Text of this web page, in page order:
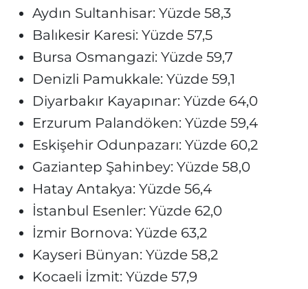
Aydın Sultanhisar: Yüzde 58,3
Balıkesir Karesi: Yüzde 57,5
Bursa Osmangazi: Yüzde 59,7
Denizli Pamukkale: Yüzde 59,1
Diyarbakır Kayapınar: Yüzde 64,0
Erzurum Palandöken: Yüzde 59,4
Eskişehir Odunpazarı: Yüzde 60,2
Gaziantep Şahinbey: Yüzde 58,0
Hatay Antakya: Yüzde 56,4
İstanbul Esenler: Yüzde 62,0
İzmir Bornova: Yüzde 63,2
Kayseri Bünyan: Yüzde 58,2
Kocaeli İzmit: Yüzde 57,9